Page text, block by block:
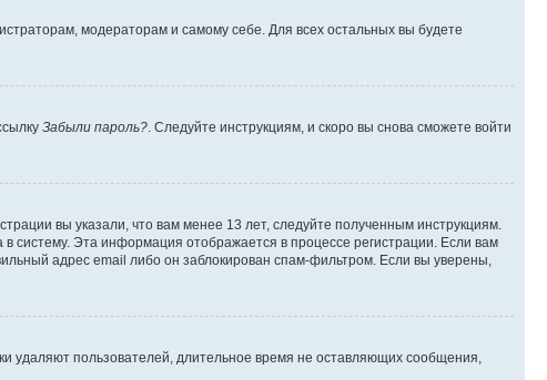
модераторам и самому себе. Для всех остальных вы будете
Забыли пароль?. Следуйте инструкциям, и скоро вы снова сможете войти
вы указали, что вам менее 13 лет, следуйте полученным инструкциям.
систему. Эта информация отображается в процессе регистрации. Если вам
адрес email либо он заблокирован спам-фильтром. Если вы уверены,
удаляют пользователей, длительное время не оставляющих сообщения,